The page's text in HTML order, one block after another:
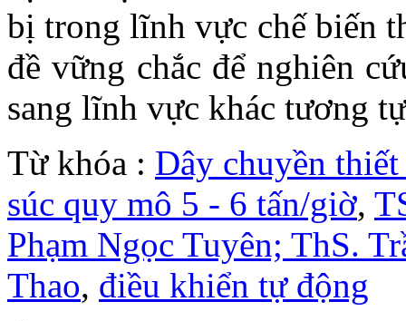
bị trong lĩnh vực chế biến
đề vững chắc để nghiên
sang lĩnh vực khác tương
Từ khóa : Dây chuyền
súc quy mô 5 - 6 tấn/giờ,
Phạm Ngọc Tuyên; ThS.
Thao, điều khiển tự động